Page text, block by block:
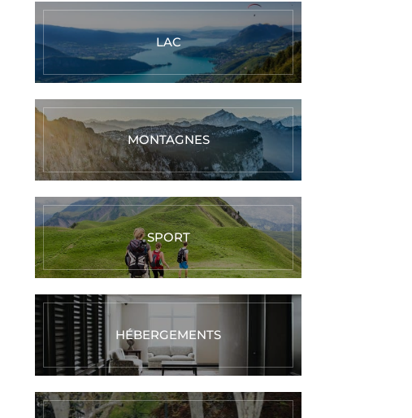
LAC
MONTAGNES
SPORT
HÉBERGEMENTS